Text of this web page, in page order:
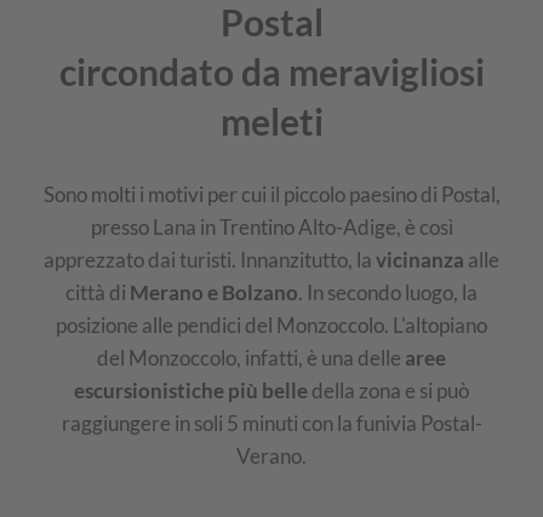
Postal
circondato da meravigliosi
meleti
Sono molti i motivi per cui il piccolo paesino di Postal,
presso Lana in Trentino Alto-Adige, è così
apprezzato dai turisti. Innanzitutto, lavicinanza alle
città di Merano e Bolzano. In secondo luogo, la
posizione alle pendici del Monzoccolo. L'altopiano
del Monzoccolo, infatti, è una delle aree
escursionistiche più belle della zona e si può
raggiungere in soli 5 minuti con la funivia Postal-
Verano.